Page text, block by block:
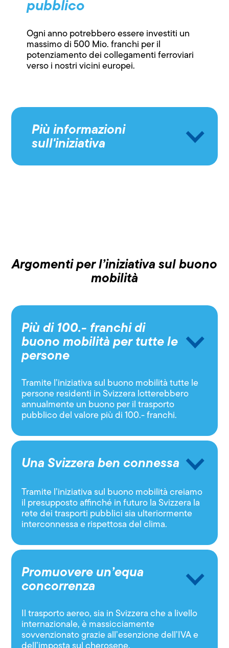
pubblico
Ogni anno potrebbero essere investiti un
massimo di 500 Mio. franchi per il
potenziamento dei collegamenti ferroviari
verso i nostri vicini europei.
Più informazioni
sull'iniziativa
Argomenti per l’iniziativa sul buono
mobilità
Più di 100.- franchi di
buono mobilità per tutte le
persone
Tramite l’iniziativa sul buono mobilità tutte le
persone residenti in Svizzera lotterebbero
annualmente un buono per il trasporto
pubblico del valore più di 100.- franchi.
Una Svizzera ben connessa
Tramite l’iniziativa sul buono mobilità creiamo
il presupposto affinché in futuro la Svizzera la
rete dei trasporti pubblici sia ulteriormente
interconnessa e rispettosa del clima.
Promuovere un’equa
concorrenza
Il trasporto aereo, sia in Svizzera che a livello
internazionale, è massicciamente
sovvenzionato grazie all’esenzione dell’IVA e